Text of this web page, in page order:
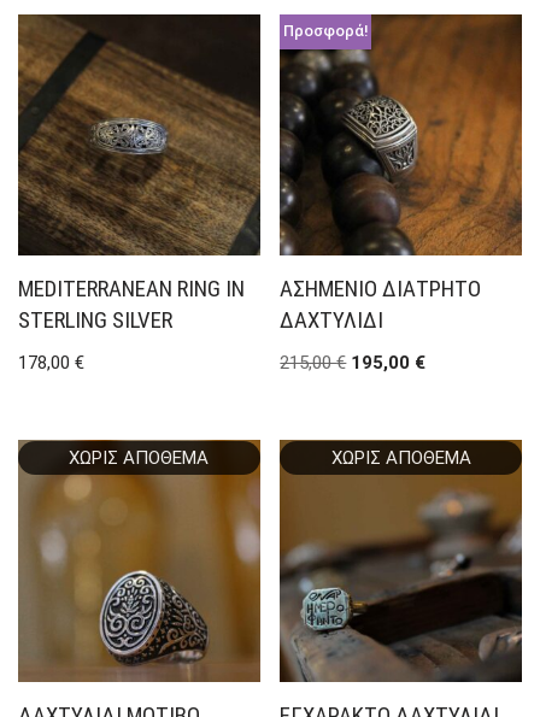
MEDITERRANEAN RING IN
STERLING SILVER
178,00 €
Προσφορά!
ΑΣΗΜΈΝΙΟ ΔΙΆΤΡΗΤΟ
ΔΑΧΤΥΛΊΔΙ
215,00€ 195,00 €
ΧΩΡΊΣ ΑΠΌΘΕΜΑ ΧΩΡΊΣ ΑΠΌΘΕΜΑ